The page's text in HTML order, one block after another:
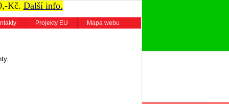
Kč. Další info.
Projekty EU Mapa webu